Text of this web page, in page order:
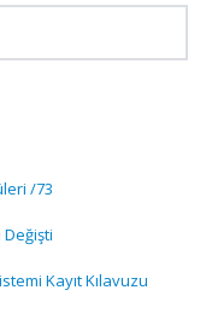
/73
Değişti
Kayıt Kılavuzu